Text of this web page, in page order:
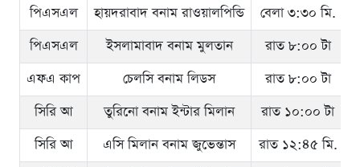
পিএসএল
হায়দরাবাদ বনাম রাওয়ালপিন্ডি
বেলা ৩:৩০ মি.
পিএসএল
ইসলামাবাদ বনাম মুলতান
রাত ৮:০০ টা
এফএ কাপ
চেলসি বনাম লিডস রাত ৮:০০ টা
সিরি আ
তুরিনো বনাম ইন্টার মিলান
রাত ১০:০০ টা
সিরি আ
এসি মিলান বনাম জুভেন্তাস
রাত ১২:৪৫ মি.